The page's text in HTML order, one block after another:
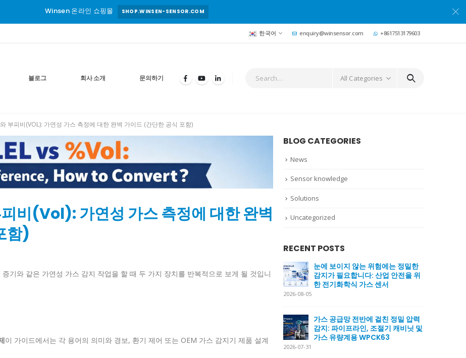
Winsen 온라인 쇼핑몰 SHOP.WINSEN-SENSOR.COM
한국어 enquiry@winsensor.com +8617513179603
블로그 회사 소개 문의하기 All Categories
부피비(VOL): 가연성 가스 측정에 대한 완벽 가이드 (간단한 공식 포함)
비(Vol): 가연성 가스 측정에 대한 완벽
함)
기와 같은 가연성 가스 감지 작업을 할 때 두 가지 장치를 반복적으로 보게 될 것입니
이 가이드에서는 각 용어의 의미와 경보, 환기 제어 또는 OEM 가스 감지기 제품 설계
BLOG CATEGORIES
News
Sensor knowledge
Solutions
Uncategorized
RECENT POSTS
눈에 보이지 않는 위험에는 정밀한
감지가 필요합니다: 산업 안전을 위
한 전기화학식 가스 센서
2026-08-05
가스 공급망 전반에 걸친 정밀 압력
감지: 파이프라인, 조절기 캐비닛 및
가스 유량계용 WPCK63
2026-07-31